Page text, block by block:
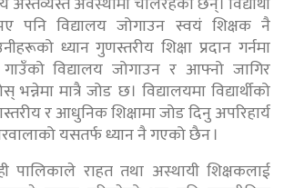
पनि विद्यालय जोगाउन स्वयं शिक्षक नै
ध्यान गुणस्तरीय शिक्षा प्रदान गर्नमा
विद्यालय जोगाउन र आफ्नो जागिर
मात्रै जोड छ। विद्यालयमा विद्यार्थीको
र आधुनिक शिक्षामा जोड दिनु अपरिहार्य
यसतर्फ ध्यान नै गएको छैन ।
पालिकाले राहत तथा अस्थायी शिक्षकलाई